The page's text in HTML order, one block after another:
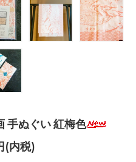
手ぬぐい 紅梅色
(内税)